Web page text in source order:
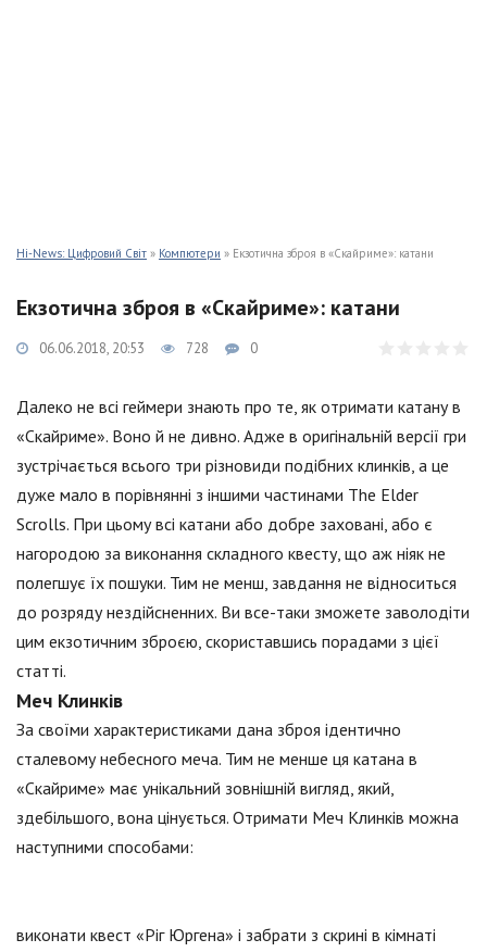
Hi-News: Цифровий Світ » Компютери » Екзотична зброя в «Скайриме»: катани
Екзотична зброя в «Скайриме»: катани
06.06.2018, 20:53 728 0
Далеко не всі геймери знають про те, як отримати катану в
«Скайриме». Воно й не дивно. Адже в оригінальній версії гри
зустрічається всього три різновиди подібних клинків, а це
дуже мало в порівнянні з іншими частинами The Elder
Scrolls. При цьому всі катани або добре заховані, або є
нагородою за виконання складного квесту, що аж ніяк не
полегшує їх пошуки. Тим не менш, завдання не відноситься
до розряду нездійсненних. Ви все-таки зможете заволодіти
цим екзотичним зброєю, скориставшись порадами з цієї
статті.
Меч Клинків
За своїми характеристиками дана зброя ідентично
сталевому небесного меча. Тим не менше ця катана в
«Скайриме» має унікальний зовнішній вигляд, який,
здебільшого, вона цінується. Отримати Меч Клинків можна
наступними способами:
виконати квест «Ріг Юргена» і забрати з скрині в кімнаті